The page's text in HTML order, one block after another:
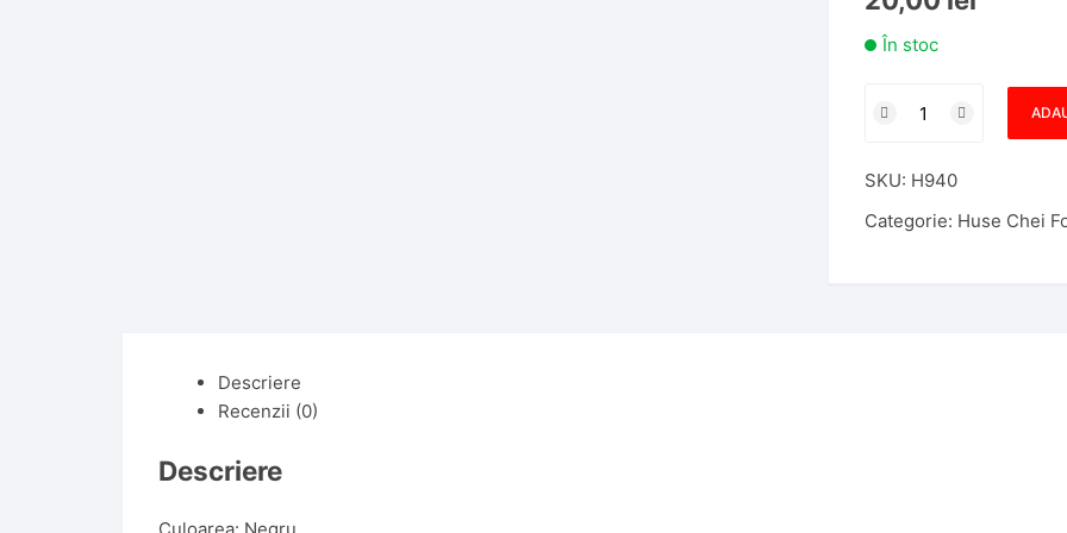
În stoc
Husa
Cheie
Briceag
SKU: H940
Categorie: Huse Chei
Descriere
Recenzii (0)
Descriere
Culoarea: Negru